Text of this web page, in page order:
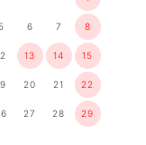
5 6 7 8
13 14 15
20 21 22
27 28 29